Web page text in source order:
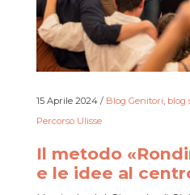
15 Aprile 2024 / Blog Genitori, blog
Percorso Ulisse
Il metodo
e le idee al